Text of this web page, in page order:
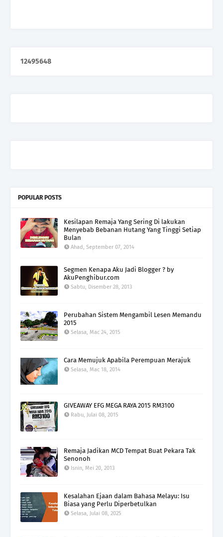
12495648
POPULAR POSTS
Kesilapan Remaja Yang Sering Di lakukan
Menyebab Bebanan Hutang Yang Tinggi Setiap
Bulan
Ahad, September 07, 2014
Segmen Kenapa Aku Jadi Blogger ? by
AkuPenghibur.com
Sabtu, Disember 28, 2013
Perubahan Sistem Mengambil Lesen Memandu
2015
Selasa, Mac 24, 2015
Cara Memujuk Apabila Perempuan Merajuk
Selasa, Mac 18, 2014
GIVEAWAY EFG MEGA RAYA 2015 RM3100
Rabu, Julai 08, 2015
Remaja Jadikan MCD Tempat Buat Pekara Tak
Senonoh
Isnin, Mei 20, 2013
Kesalahan Ejaan dalam Bahasa Melayu: Isu
Biasa yang Perlu Diperbetulkan
Selasa, Julai 08, 2025